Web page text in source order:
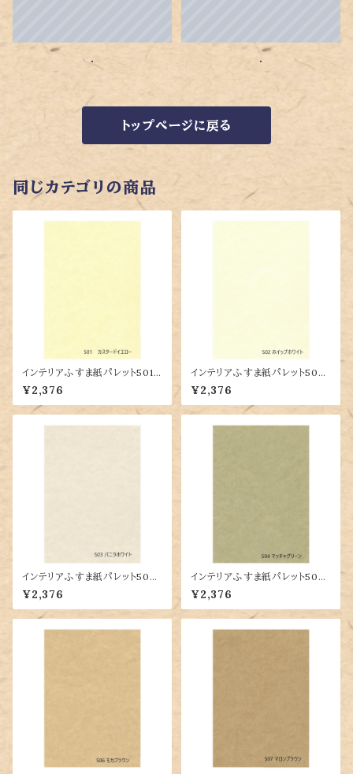
. .
トップページに戻る
同じカテゴリの商品
インテリアふすま紙パレット501
カスタードイエロー (ふすま紙/
インテリアふすま紙/カラーふす
ま紙/和紙/大きな紙/DIY/白
¥2,376
インテリアふすま紙パレット502
ホイップホワイト (ふすま紙/イン
テリアふすま紙/カラーふすま
紙/大きな紙/DIY/白いふすま
¥2,376
インテリアふすま紙パレット503
バニラホワイト (ふすま紙/インテ
リアふすま紙/カラーふすま紙/
大きな紙/DIY/白いふすま紙)
¥2,376
インテリアふすま紙パレット504
マッチャグリーン (ふすま紙/イン
テリアふすま紙/カラーふすま
紙/大きな紙/DIY/緑のふすま
¥2,376